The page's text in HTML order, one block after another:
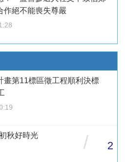
作絕不能喪失尊嚴
畫第11標區徵工程順利決標
秋好時光
/ 2